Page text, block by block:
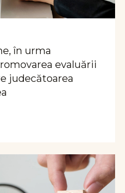
în urma
evaluării
judecătoarea